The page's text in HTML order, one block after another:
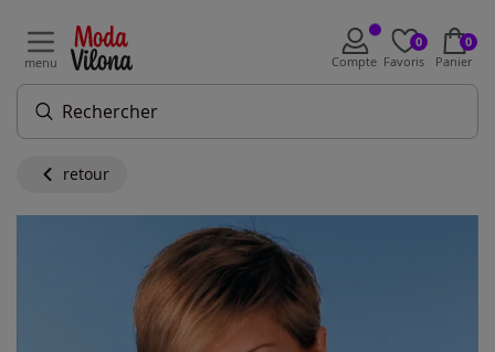
menu Compte
0
Favoris
0
Panier
retour